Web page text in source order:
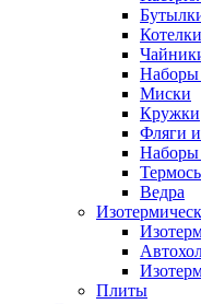
Котелки
Наборы
Миски
Кружки
Фляги
Наборы
Ведра
Плиты